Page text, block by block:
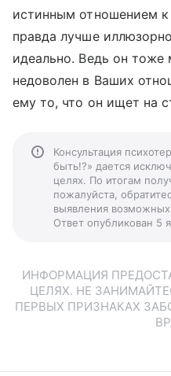
истинным отношением
правда лучше
идеально. Ведь он
недоволен в Ваших
ему то, что он ищет на
Консультация
быть!?» дается
целях. По итогам
пожалуйста,
выявления возможных
Ответ опубликован 5
ИНФОРМАЦИЯ
ЦЕЛЯХ. НЕ
ПЕРВЫХ ПРИЗНАКАХ